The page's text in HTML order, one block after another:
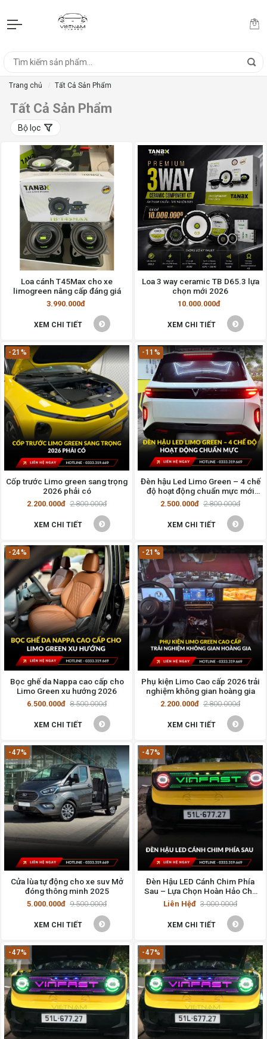
Trang chủ Tất Cả Sản Phẩm
Tất Cả Sản Phẩm
Bộ lọc
Loa cánh T45Max cho xe
limogreen nâng cấp đáng giá
3.990.000đ
XEM CHI TIẾT
Loa 3 way ceramic TB D65.3 lựa
chọn mới 2026
10.000.000đ
XEM CHI TIẾT
-21%
Cốp trước Limo green sang trọng
2026 phải có
2.200.000đ 2.800.000đ
XEM CHI TIẾT
-11%
Đèn hậu Led Limo Green – 4 chế
độ hoạt động chuẩn mực mới
2026
2.500.000đ 2.800.000đ
XEM CHI TIẾT
-24%
Bọc ghế da Nappa cao cấp cho
Limo Green xu hướng 2026
6.500.000đ 8.500.000đ
XEM CHI TIẾT
-21%
Phụ kiện Limo Cao cấp 2026 trải
nghiệm không gian hoàng gia
2.200.000đ 2.800.000đ
XEM CHI TIẾT
-47%
Cửa lùa tự động cho xe suv Mở
đóng thông minh 2025
5.000.000đ 9.500.000đ
XEM CHI TIẾT
-47%
Đèn Hậu LED Cánh Chim Phía
Sau – Lựa Chọn Hoàn Hảo Cho
Xế Yêu
Liên Hệđ 3.000.000đ
XEM CHI TIẾT
-47% -47%